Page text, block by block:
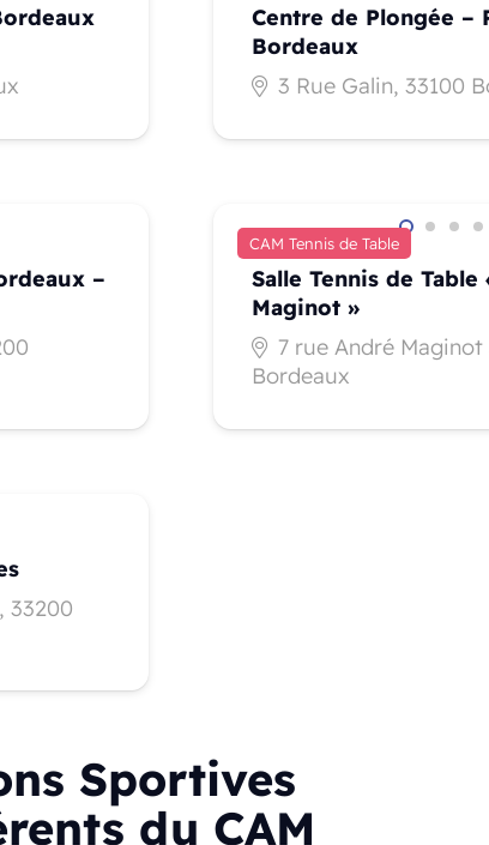
Centre de Plongée –
Bordeaux
3 Rue Galin, 33100
–
CAM Tennis de Table
Salle Tennis de Table
Maginot »
7 rue André Maginot
Bordeaux
33200
Sportives
du CAM